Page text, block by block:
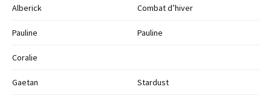
Alberick Combat d’hiver
Pauline Pauline
Coralie
Gaetan Stardust